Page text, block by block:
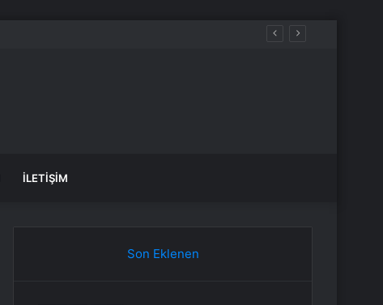
İLETIŞIM
Son Eklenen